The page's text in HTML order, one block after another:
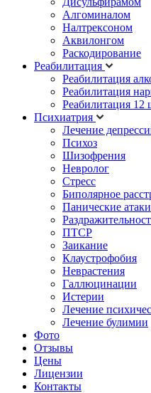
Алгоминалом
Налтрексоном
Аквилонгом
Раскодирование
Реабилитация
Реабилитация
Реабилитация
Реабилитация 12
Психиатрия
Лечение
Психоз
Шизофрения
Невролог
Стресс
Биполярное
Панические атаки
ПТСР
Заикание
Клаустрофобия
Неврастения
Галлюцинации
Истерии
Лечение
Лечение булимии
Фото
Отзывы
Цены
Лицензии
Контакты